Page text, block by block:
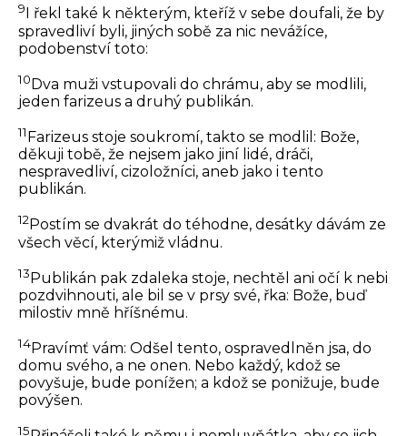
9
I řekl také k některým, kteříž v sebe doufali, že by
spravedliví byli, jiných sobě za nic nevážíce,
podobenství toto:
10Dva muži vstupovali do chrámu, aby se modlili,
jeden farizeus a druhý publikán.
11 Farizeus stoje soukromí, takto se modlil: Bože,
děkuji tobě, že nejsem jako jiní lidé, dráči,
nespravedliví, cizoložníci, aneb jako i tento
publikán.
12Postím se dvakrát do téhodne, desátky dávám ze
všech věcí, kterýmiž vládnu.
13Publikán pak zdaleka stoje, nechtěl ani očí k nebi
pozdvihnouti, ale bil se v prsy své, řka: Bože, buď
milostiv mně hříšnému.
14Pravímť vám: Odšel tento, ospravedlněn jsa, do
domu svého, a ne onen. Nebo každý, kdož se
povyšuje, bude ponížen; a kdož se ponižuje, bude
povýšen.
15